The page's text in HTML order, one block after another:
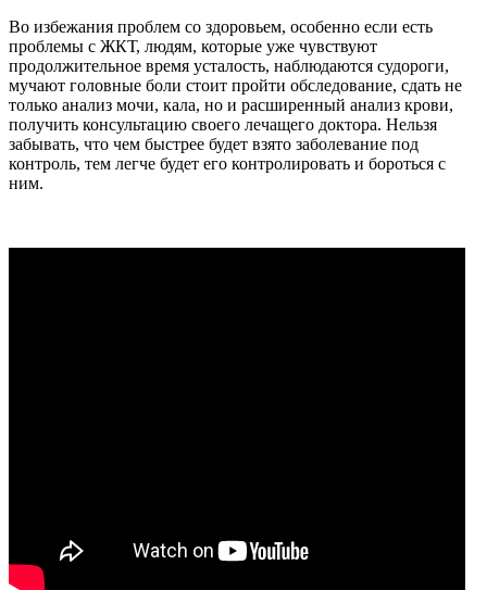
Во избежания проблем со здоровьем, особенно если есть
проблемы с ЖКТ, людям, которые уже чувствуют
продолжительное время усталость, наблюдаются судороги,
мучают головные боли стоит пройти обследование, сдать не
только анализ мочи, кала, но и расширенный анализ крови,
получить консультацию своего лечащего доктора. Нельзя
забывать, что чем быстрее будет взято заболевание под
контроль, тем легче будет его контролировать и бороться с
ним.